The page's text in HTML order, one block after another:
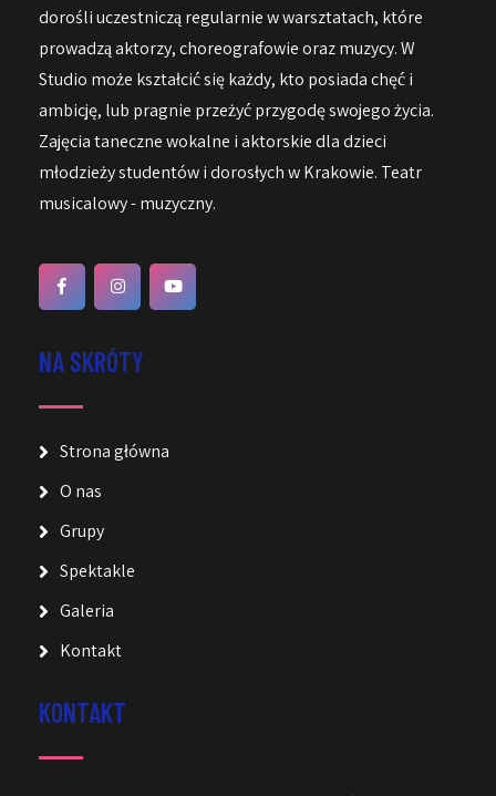
dorośli uczestniczą regularnie w warsztatach, które
prowadzą aktorzy, choreografowie oraz muzycy. W
Studio może kształcić się każdy, kto posiada chęć i
ambicję, lub pragnie przeżyć przygodę swojego życia.
Zajęcia taneczne wokalne i aktorskie dla dzieci
młodzieży studentów i dorosłych w Krakowie. Teatr
musicalowy - muzyczny.
NA SKRÓTY
Strona główna
O nas
Grupy
Spektakle
Galeria
Kontakt
KONTAKT